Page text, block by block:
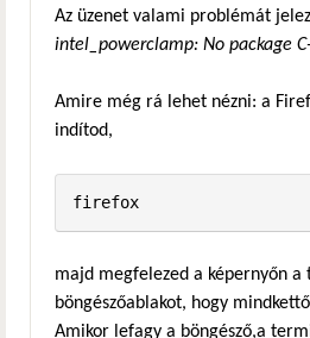
Az üzenet valami problémát
intel_powerclamp: No package
Amire még rá lehet nézni: a
indítod,
firefox
majd megfelezed a képernyőn a
böngészőablakot, hogy
Amikor lefagy a böngésző,a